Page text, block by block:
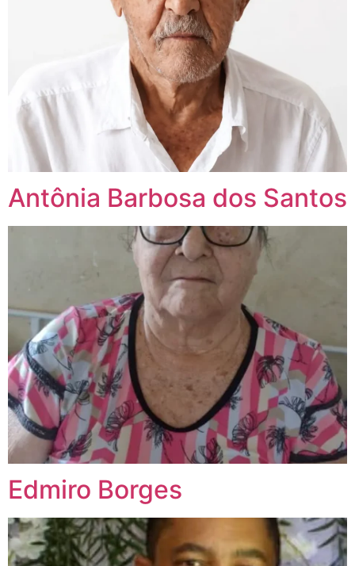
Antônia Barbosa dos Santos
Edmiro Borges